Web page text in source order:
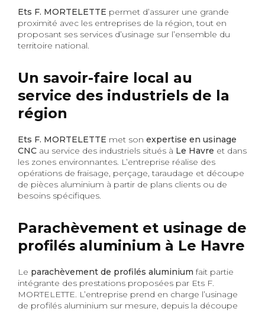
Ets F. MORTELETTE permet d’assurer une grande
proximité avec les entreprises de la région, tout en
proposant ses services d’usinage sur l’ensemble du
territoire national.
Un savoir-faire local au
service des industriels de la
région
Ets F. MORTELETTE met son expertise en usinage
CNC au service des industriels situés à Le Havre et dans
les zones environnantes. L’entreprise réalise des
opérations de fraisage, perçage, taraudage et découpe
de pièces aluminium à partir de plans clients ou de
besoins spécifiques.
Parachèvement et usinage de
profilés aluminium à Le Havre
Le parachèvement de profilés aluminium fait partie
intégrante des prestations proposées par Ets F.
MORTELETTE. L’entreprise prend en charge l’usinage
de profilés aluminium sur mesure, depuis la découpe